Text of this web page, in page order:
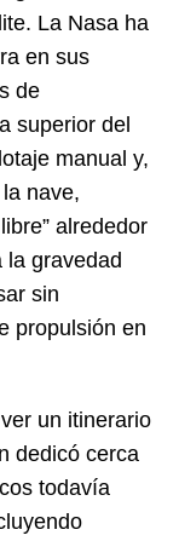
La Nasa ha
en sus
de
superior del
manual y,
nave,
alrededor
la gravedad
sin
propulsión en
un itinerario
dedicó cerca
todavía